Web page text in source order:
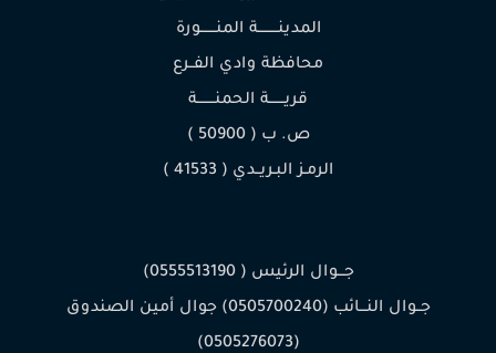
المدينـــــــــة المنـــــــورة
محافظة وادي الفــرع
قريـــــــة الحمنــــــــة
ص. ب ( 50900 )
الرمـز البـريــدي ( 41533 )
جـــوال الرئيس ( 0555513190)
جــوال النـــائب (0505700240) جوال أمين الصندوق
(0505276073)